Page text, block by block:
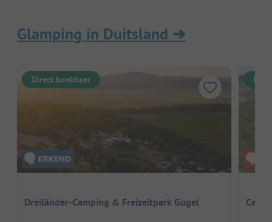
Glamping in Duitsland ➔
Direct boekbaar
Dreiländer-Camping & Freizeitpark Gugel